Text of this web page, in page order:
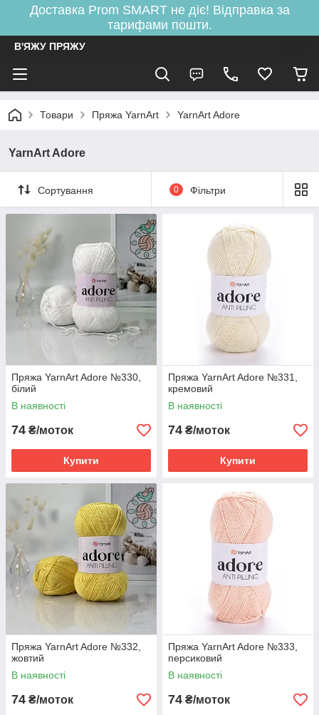
Доставка Prom SMART не діє! Відправка за
тарифами пошти.
В'ЯЖУ ПРЯЖУ
Товари Пряжа YarnArt YarnArt Adore
YarnArt Adore
Сортування 0 Фільтри
Пряжа YarnArt Adore №330,
білий
В наявності
74 ₴/моток
Купити
Пряжа YarnArt Adore №331,
кремовий
В наявності
74 ₴/моток
Купити
Пряжа YarnArt Adore №332,
жовтий
В наявності
74 ₴/моток
Пряжа YarnArt Adore №333,
персиковий
В наявності
74 ₴/моток